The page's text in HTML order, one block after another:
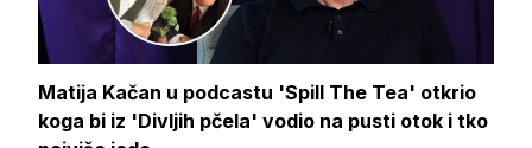
Matija Kačan u podcastu 'Spill The Tea' otkrio
koga bi iz 'Divljih pčela' vodio na pusti otok i tko